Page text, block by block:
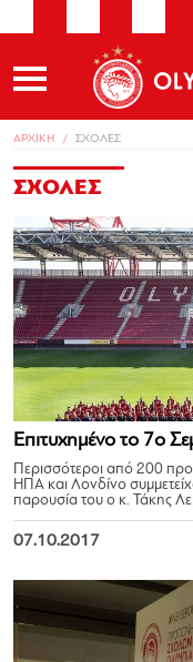
ΑΡΧΙΚΗ ΣΧΟΛΕΣ
ΣΧΟΛΕΣ
Επιτυχημένο το 7ο
Περισσότεροι από 200
ΗΠΑ και Λονδίνο
παρουσία του ο κ. Τάκης
07.10.2017